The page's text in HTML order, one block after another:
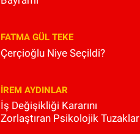
FATMA GÜL TEKE
Çerçioğlu Niye Seçildi?
İREM AYDINLAR
İş Değişikliği Kararını
Zorlaştıran Psikolojik Tuzaklar